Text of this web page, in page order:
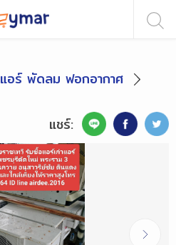
แอร์ พัดลม ฟอกอากาศ
แชร์: